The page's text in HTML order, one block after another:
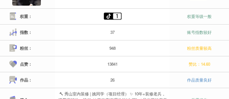
权重： 权重等级一般
指数： 37 账号指数较好
粉丝： 948 粉丝质量较高
点赞： 13841 赞比：14.60
作品： 26 作品质量良好
🔨 秀山室内装修 | 姚同学（项目经理） ✨ 10年+装修老兵，